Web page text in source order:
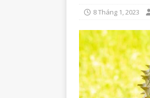
8 Tháng 1, 2023